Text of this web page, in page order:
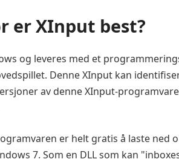
er XInput best?
og leveres med et
Denne XInput kan
av denne XInput-
er helt gratis å laste ned
7. Som en DLL som kan